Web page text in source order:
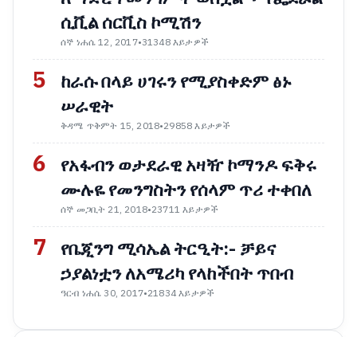
ሲቪል ሰርቪስ ኮሚሽን
ሰኞ ነሐሴ 12, 2017•31348 እይታዎች
5
ከራሱ በላይ ሀገሩን የሚያስቀድም ፅኑ
ሠራዊት
ቅዳሜ ጥቅምት 15, 2018•29858 እይታዎች
6
የአፋብን ወታደራዊ አዛዥ ኮማንዶ ፍቅሩ
ሙሉዬ የመንግስትን የሰላም ጥሪ ተቀበለ
ሰኞ መጋቢት 21, 2018•23711 እይታዎች
7
የቤጂንግ ሚሳኤል ትርዒት:- ቻይና
ኃያልነቷን ለአሜሪካ የላከችበት ጥበብ
ዓርብ ነሐሴ 30, 2017•21834 እይታዎች